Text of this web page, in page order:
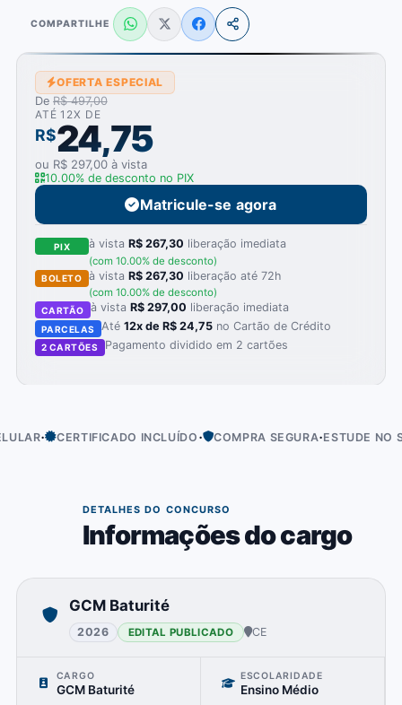
COMPARTILHE
OFERTA ESPECIAL
De R$ 497,00
ATÉ 12X DE
R$24,75
ou R$ 297,00 à vista
10.00% de desconto no PIX
Matricule-se agora
PIX à vistaR$ 267,30 liberação imediata
(com 10.00% de desconto)
BOLETO à vistaR$ 267,30 liberação até 72h
(com 10.00% de desconto)
CARTÃO à vista R$ 297,00 liberação imediata
PARCELAS Até12x de R$ 24,75 no Cartão de Crédito
2 CARTÕES Pagamento dividido em 2 cartões
· CERTIFICADO INCLUÍDO· COMPRA SEGURA·ESTUDE NO SEU
DETALHES DO CONCURSO
Informações do cargo
GCM Baturité
2026 EDITAL PUBLICADO CE
CARGO
GCM Baturité
ESCOLARIDADE
Ensino Médio